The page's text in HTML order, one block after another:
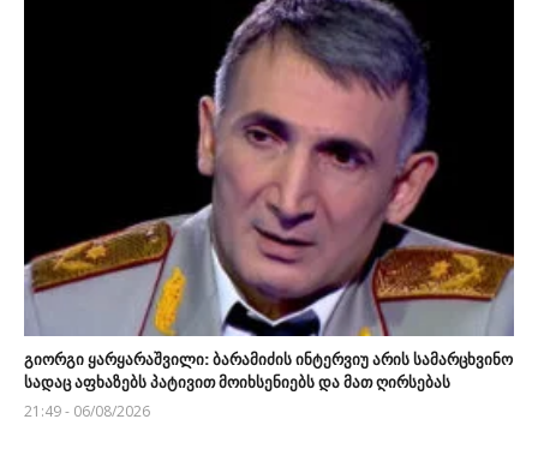
გიორგი ყარყარაშვილი: ბარამიძის ინტერვიუ არის სამარცხვინო
სადაც აფხაზებს პატივით მოიხსენიებს და მათ ღირსებას
21:49 - 06/08/2026